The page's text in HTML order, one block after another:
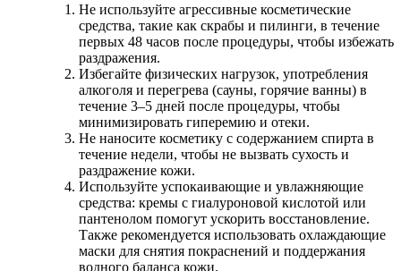
Не используйте агрессивные косметические
средства, такие как скрабы и пилинги, в течение
первых 48 часов после процедуры, чтобы избежать
раздражения.
Избегайте физических нагрузок, употребления
алкоголя и перегрева (сауны, горячие ванны) в
течение 3–5 дней после процедуры, чтобы
минимизировать гиперемию и отеки.
Не наносите косметику с содержанием спирта в
течение недели, чтобы не вызвать сухость и
раздражение кожи.
Используйте успокаивающие и увлажняющие
средства: кремы с гиалуроновой кислотой или
пантенолом помогут ускорить восстановление.
Также рекомендуется использовать охлаждающие
маски для снятия покраснений и поддержания
водного баланса кожи.